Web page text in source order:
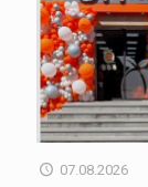
07.08.2026